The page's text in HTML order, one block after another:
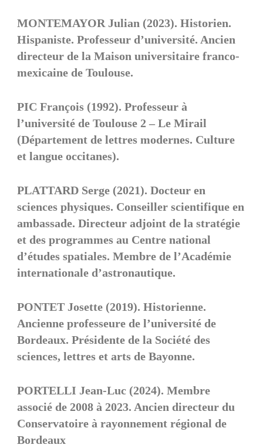
MONTEMAYOR Julian (2023). Historien.
Hispaniste. Professeur d’université. Ancien
directeur de la Maison universitaire franco-
mexicaine de Toulouse.
PIC François (1992). Professeur à
l’université de Toulouse 2 – Le Mirail
(Département de lettres modernes. Culture
et langue occitanes).
PLATTARD Serge (2021). Docteur en
sciences physiques. Conseiller scientifique en
ambassade. Directeur adjoint de la stratégie
et des programmes au Centre national
d’études spatiales. Membre de l’Académie
internationale d’astronautique.
PONTET Josette (2019). Historienne.
Ancienne professeure de l’université de
Bordeaux. Présidente de la Société des
sciences, lettres et arts de Bayonne.
PORTELLI Jean-Luc (2024). Membre
associé de 2008 à 2023. Ancien directeur du
Conservatoire à rayonnement régional de
Bordeaux